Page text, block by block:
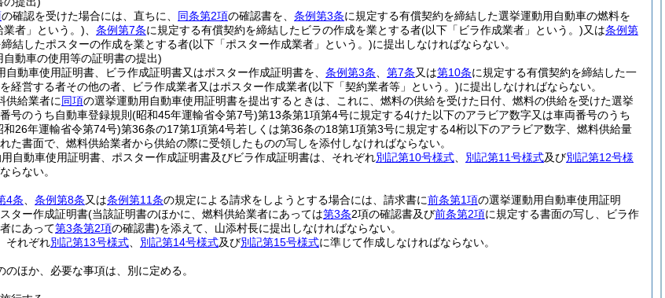
の確認を受けた場合には、直ちに、 同条第2項の確認書を、 条例第3条に規定する有償契約を締結した選挙運動用自動車の燃料を
者」という。) 条例第7条に規定する有償契約を締結したビラの作成を業とする者(以下「ビラ作成業者」という。)又は条例第
結したポスターの作成を業とする者(以下「ポスター作成業者」という。)に提出しなければならない。
動車の使用等の証明書の提出)
自動車使用証明書、ビラ作成証明書又はポスター作成証明書を、 条例第3条 第7条又は第10条に規定する有償契約を締結した一
経営する者その他の者、ビラ作成業者又はポスター作成業者(以下「契約業者等」という。)に提出しなければならない。
供給業者に同項の選挙運動用自動車使用証明書を提出するときは、これに、燃料の供給を受けた日付、燃料の供給を受けた選挙
号のうち自動車登録規則 (昭和45年運輸省令第7号)第13条第1項第4号に規定する4けた以下のアラビア数字又は車両番号のうち
和26年運輸省令第74号)第36条の17第1項第4号若しくは第36条の18第1項第3号に規定する4桁以下のアラビア数字、燃料供給量
た書面で、燃料供給業者から供給の際に受領したものの写しを添付しなければならない。
自動車使用証明書、ポスター作成証明書及びビラ作成証明書は、それぞれ別記第10号様式 別記第11号様式及び別記第12号様
らない。
4条 条例第8条又は条例第11条の規定による請求をしようとする場合には、請求書に前条第1項の選挙運動用自動車使用証明
ター作成証明書(当該証明書のほかに、燃料供給業者にあっては第3条2項の確認書及び前条第2項に規定する書面の写し、ビラ作
にあって第3条第2項の確認書)を添えて、山添村長に提出しなければならない。
それぞれ別記第13号様式 別記第14号様式及び別記第15号様式に準じて作成しなければならない。
のほか、必要な事項は、別に定める。